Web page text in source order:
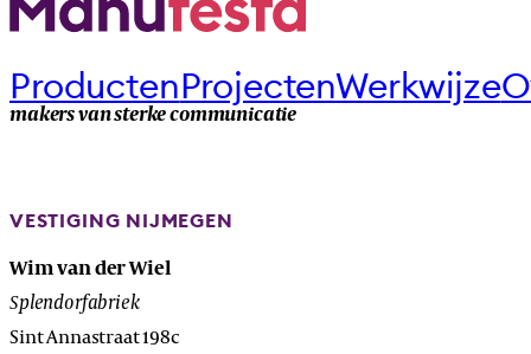
makers van sterke communicatie
ProductenProjectenWerkwijze
VESTIGING NIJMEGEN
Wim van der Wiel
Splendorfabriek
Sint Annastraat 198c